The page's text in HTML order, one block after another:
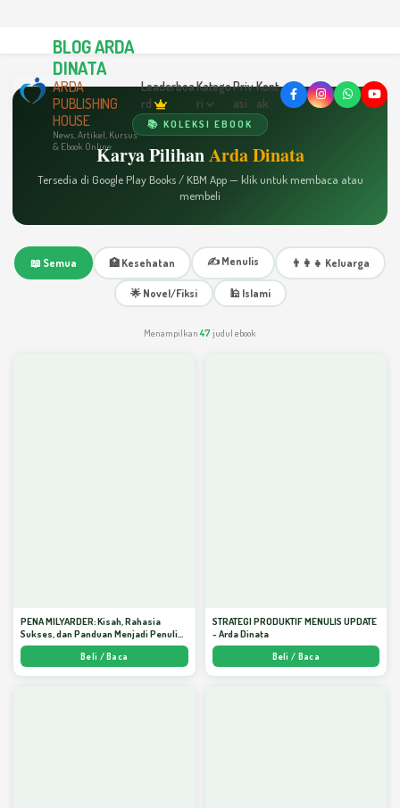
BLOG ARDA
DINATA
ARDA
PUBLISHING
HOUSE
News, Artikel, Kursus
& Ebook Online
Leaderboa
rd
Katego
ri
Priv
asi
Kont
ak
📚 KOLEKSI EBOOK
Karya PilihanArda Dinata
Tersedia di Google Play Books / KBM App — klik untuk membaca atau
membeli
📖 Semua 🏥 Kesehatan ✍️ Menulis 👨‍👩‍👧 Keluarga
🌟 Novel/Fiksi 🕌 Islami
Menampilkan47 judul ebook
PENA MILYARDER: Kisah, Rahasia
Sukses, dan Panduan Menjadi Penulis 1
Milyar di KBM App dari Nol - Arda Dinata
Beli / Baca
STRATEGI PRODUKTIF MENULIS UPDATE
- Arda Dinata
Beli / Baca